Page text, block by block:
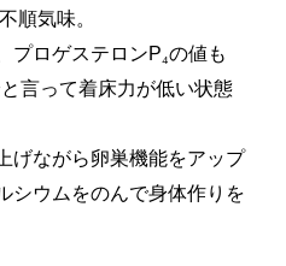
順気味。
プロゲステロンP₄の値も
言って着床力が低い状態
げながら卵巣機能をアップ
シウムをのんで身体作りを